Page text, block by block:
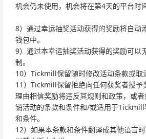
机会仍未使用，机会将在第4天的平台时
8）通过幸运抽奖活动获得的奖励将自动
钱包中。
9）通过本幸运抽奖活动获得的奖励可以
制。
10）Tickmill保留随时修改活动条款或取
11）Tickmill保留拒绝向任何获奖者授予
理由相信奖励将违反其规则和政策，或
销活动的条款和条件和/或适用于
和条件。
12）如果本条款和条件翻译成其他语言